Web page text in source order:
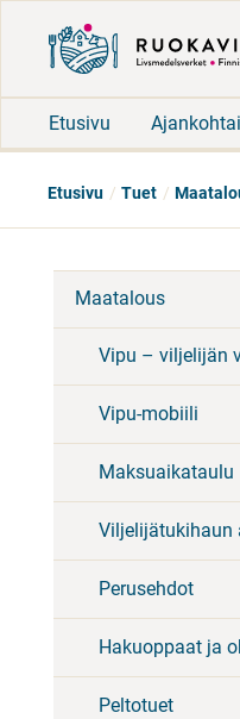
Etusivu
Etusivu Tuet
Maatalous
Vipu – viljelijän
Vipu-mobiili
Maksuaikataulu
Viljelijätukihaun
Perusehdot
Hakuoppaat ja
Peltotuet